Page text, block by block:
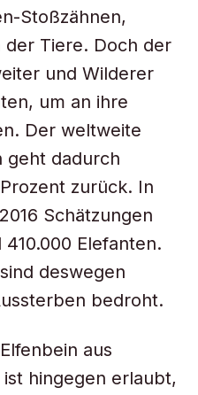
Stoßzähnen,
der Tiere. Doch der
und Wilderer
um an ihre
Der weltweite
geht dadurch
zurück. In
Schätzungen
Elefanten.
deswegen
bedroht.
aus
hingegen erlaubt,